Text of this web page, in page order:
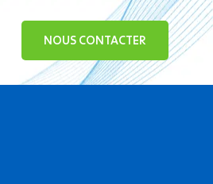
NOUS CONTACTER